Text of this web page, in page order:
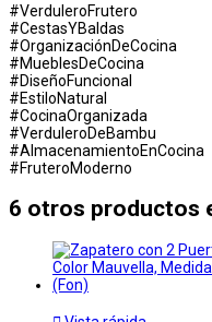
#VerduleroFrutero
#CestasYBaldas
#OrganizaciónDeCocina
#MueblesDeCocina
#DiseñoFuncional
#EstiloNatural
#CocinaOrganizada
#VerduleroDeBambu
#AlmacenamientoEnCocina
#FruteroModerno
6 otros productos